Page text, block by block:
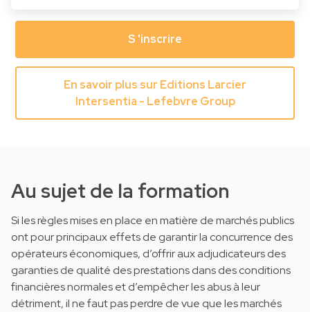
S 'inscrire
En savoir plus sur Editions Larcier
Intersentia - Lefebvre Group
Au sujet de la formation
Si les règles mises en place en matière de marchés publics
ont pour principaux effets de garantir la concurrence des
opérateurs économiques, d’offrir aux adjudicateurs des
garanties de qualité des prestations dans des conditions
financières normales et d’empêcher les abus à leur
détriment, il ne faut pas perdre de vue que les marchés